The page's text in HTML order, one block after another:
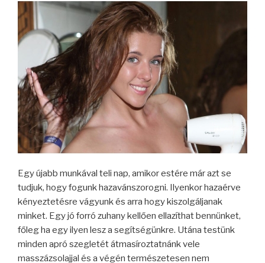
Egy újabb munkával teli nap, amikor estére már azt se
tudjuk, hogy fogunk hazavánszorogni. Ilyenkor hazaérve
kényeztetésre vágyunk és arra hogy kiszolgáljanak
minket. Egy jó forró zuhany kellően ellazíthat bennünket,
főleg ha egy ilyen lesz a segítségünkre. Utána testünk
minden apró szegletét átmasíroztatnánk vele
masszázsolajjal és a végén természetesen nem